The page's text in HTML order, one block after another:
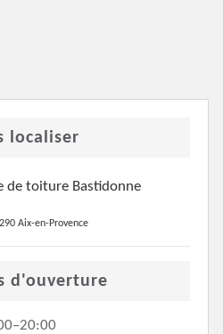
localiser
de toiture Bastidonne
Aix-en-Provence
d'ouverture